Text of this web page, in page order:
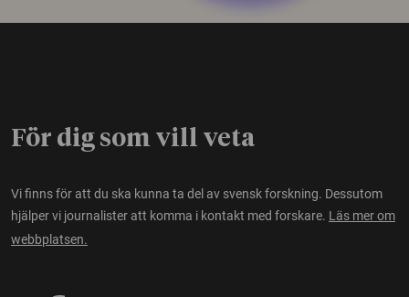
För dig som vill veta
Vi finns för att du ska kunna ta del av svensk forskning. Dessutom
hjälper vi journalister att komma i kontakt med forskare. Läs mer om
webbplatsen.